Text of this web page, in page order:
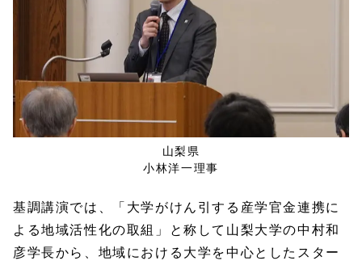
山梨県
小林洋一理事
基調講演では、「大学がけん引する産学官金連携に
よる地域活性化の取組」と称して山梨大学の中村和
彦学長から、地域における大学を中心としたスター